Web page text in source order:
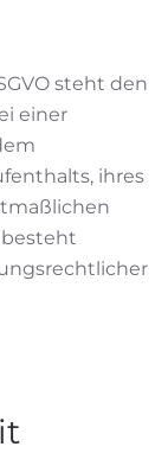
steht den
einer
ihres
besteht